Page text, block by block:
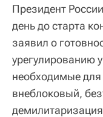
Президент
день до старта
заявил о
урегулированию
необходимые для
внеблоковый,